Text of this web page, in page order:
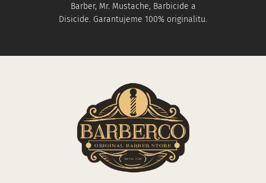
Barber, Mr. Mustache, Barbicide a
Disicide. Garantujeme 100% originalitu.